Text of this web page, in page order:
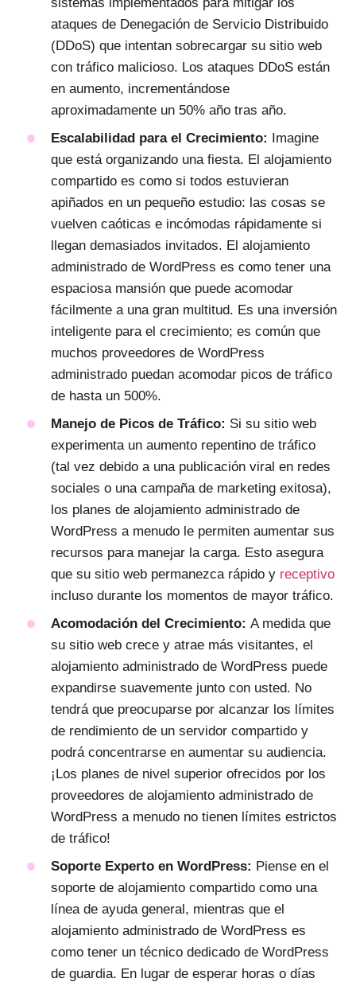
ataques de Denegación de Servicio Distribuido
(DDoS) que intentan sobrecargar su sitio web
con tráfico malicioso. Los ataques DDoS están
en aumento, incrementándose
aproximadamente un 50% año tras año.
Escalabilidad para el Crecimiento: Imagine
que está organizando una fiesta. El alojamiento
compartido es como si todos estuvieran
apiñados en un pequeño estudio: las cosas se
vuelven caóticas e incómodas rápidamente si
llegan demasiados invitados. El alojamiento
administrado de WordPress es como tener una
espaciosa mansión que puede acomodar
fácilmente a una gran multitud. Es una inversión
inteligente para el crecimiento; es común que
muchos proveedores de WordPress
administrado puedan acomodar picos de tráfico
de hasta un 500%.
Manejo de Picos de Tráfico: Si su sitio web
experimenta un aumento repentino de tráfico
(tal vez debido a una publicación viral en redes
sociales o una campaña de marketing exitosa),
los planes de alojamiento administrado de
WordPress a menudo le permiten aumentar sus
recursos para manejar la carga. Esto asegura
que su sitio web permanezca rápido y receptivo
incluso durante los momentos de mayor tráfico.
Acomodación del Crecimiento: A medida que
su sitio web crece y atrae más visitantes, el
alojamiento administrado de WordPress puede
expandirse suavemente junto con usted. No
tendrá que preocuparse por alcanzar los límites
de rendimiento de un servidor compartido y
podrá concentrarse en aumentar su audiencia.
¡Los planes de nivel superior ofrecidos por los
proveedores de alojamiento administrado de
WordPress a menudo no tienen límites estrictos
de tráfico!
Soporte Experto en WordPress: Piense en el
soporte de alojamiento compartido como una
línea de ayuda general, mientras que el
alojamiento administrado de WordPress es
como tener un técnico dedicado de WordPress
de guardia. En lugar de esperar horas o días